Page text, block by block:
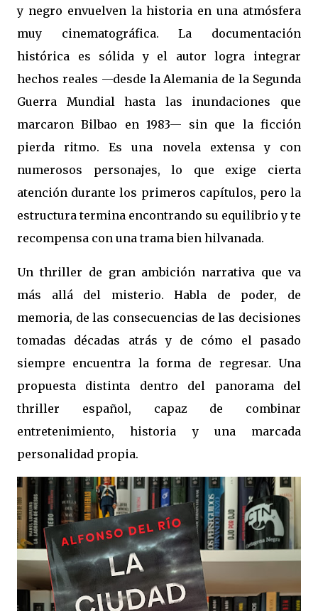
y negro envuelven la historia en una atmósfera
muy cinematográfica. La documentación
histórica es sólida y el autor logra integrar
hechos reales —desde la Alemania de la Segunda
Guerra Mundial hasta las inundaciones que
marcaron Bilbao en 1983— sin que la ficción
pierda ritmo. Es una novela extensa y con
numerosos personajes, lo que exige cierta
atención durante los primeros capítulos, pero la
estructura termina encontrando su equilibrio y te
recompensa con una trama bien hilvanada.
Un thriller de gran ambición narrativa que va
más allá del misterio. Habla de poder, de
memoria, de las consecuencias de las decisiones
tomadas décadas atrás y de cómo el pasado
siempre encuentra la forma de regresar. Una
propuesta distinta dentro del panorama del
thriller español, capaz de combinar
entretenimiento, historia y una marcada
personalidad propia.